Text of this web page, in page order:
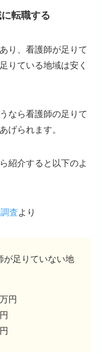
転職する
り、看護師が足りて
りている地域は安く
なら看護師の足りて
げられます。
紹介すると以下のよ
査より
が足りていない地
円